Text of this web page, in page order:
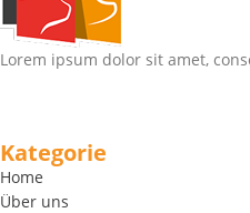
Lorem ipsum dolor sit amet,
Kategorie
Home
Über uns